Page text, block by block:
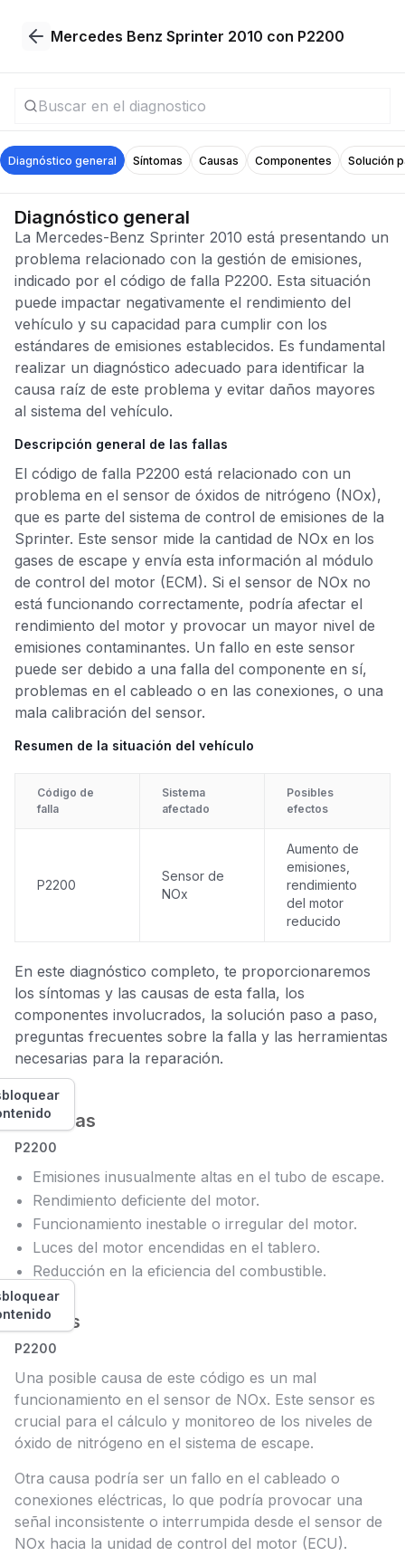
Mercedes Benz Sprinter 2010 con P2200
Diagnóstico general Síntomas Causas Componentes Solución
Diagnóstico general
La Mercedes-Benz Sprinter 2010 está presentando un
problema relacionado con la gestión de emisiones,
indicado por el código de falla P2200. Esta situación
puede impactar negativamente el rendimiento del
vehículo y su capacidad para cumplir con los
estándares de emisiones establecidos. Es fundamental
realizar un diagnóstico adecuado para identificar la
causa raíz de este problema y evitar daños mayores
al sistema del vehículo.
Descripción general de las fallas
El código de falla P2200 está relacionado con un
problema en el sensor de óxidos de nitrógeno (NOx),
que es parte del sistema de control de emisiones de la
Sprinter. Este sensor mide la cantidad de NOx en los
gases de escape y envía esta información al módulo
de control del motor (ECM). Si el sensor de NOx no
está funcionando correctamente, podría afectar el
rendimiento del motor y provocar un mayor nivel de
emisiones contaminantes. Un fallo en este sensor
puede ser debido a una falla del componente en sí,
problemas en el cableado o en las conexiones, o una
mala calibración del sensor.
Resumen de la situación del vehículo
Código de
falla
Sistema
afectado
Posibles
efectos
P2200
Sensor de
NOx
Aumento de
emisiones,
rendimiento
del motor
reducido
En este diagnóstico completo, te proporcionaremos
los síntomas y las causas de esta falla, los
componentes involucrados, la solución paso a paso,
preguntas frecuentes sobre la falla y las herramientas
necesarias para la reparación.
Síntomas
P2200
Emisiones inusualmente altas en el tubo de escape.
Rendimiento deficiente del motor.
Funcionamiento inestable o irregular del motor.
Luces del motor encendidas en el tablero.
Reducción en la eficiencia del combustible.
Causas
P2200
Una posible causa de este código es un mal
funcionamiento en el sensor de NOx. Este sensor es
crucial para el cálculo y monitoreo de los niveles de
óxido de nitrógeno en el sistema de escape.
Otra causa podría ser un fallo en el cableado o
conexiones eléctricas, lo que podría provocar una
señal inconsistente o interrumpida desde el sensor de
NOx hacia la unidad de control del motor (ECU).